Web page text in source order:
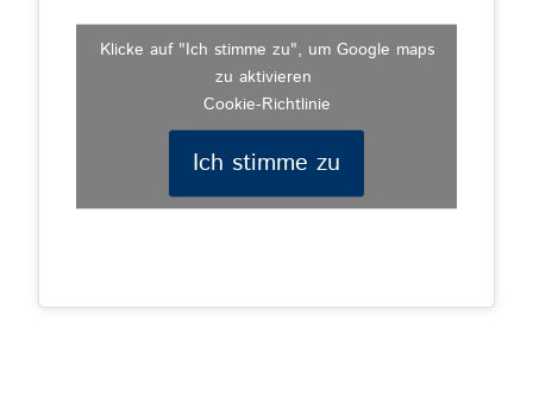
Klicke auf "Ich stimme zu", um Google maps
zu aktivieren
Cookie-Richtlinie
Ich stimme zu